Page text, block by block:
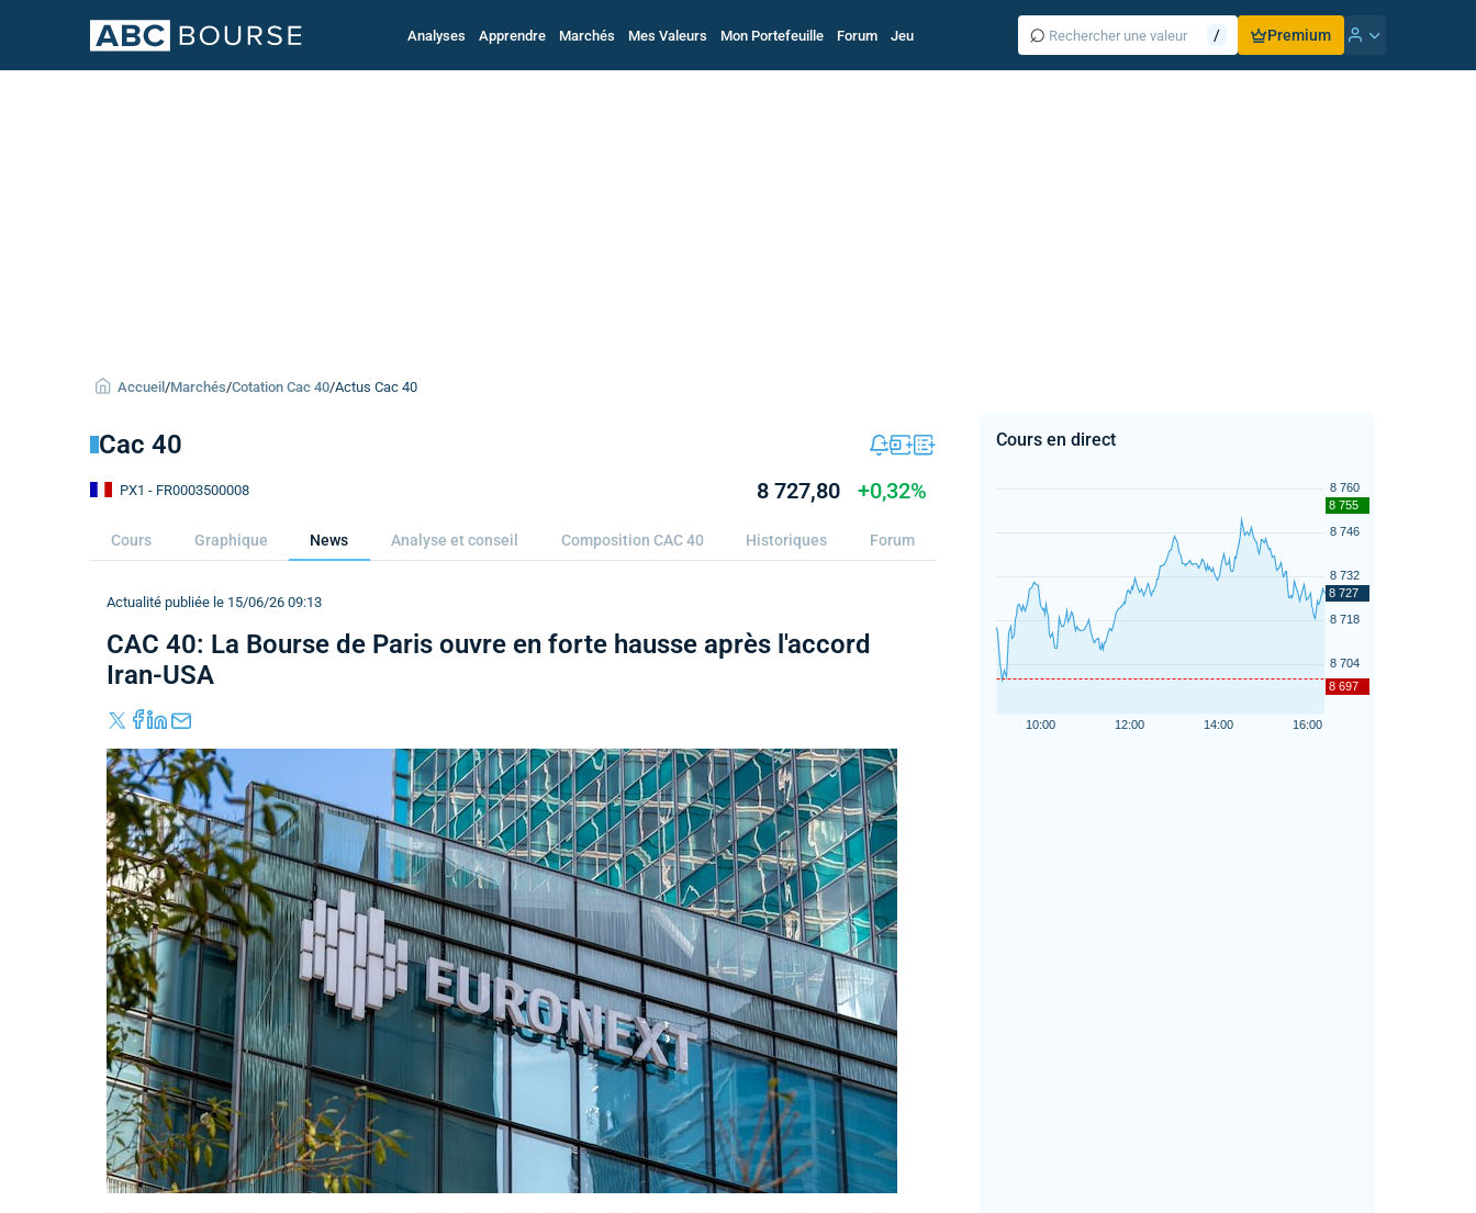
Analyses Apprendre Marchés Mes Valeurs Mon Portefeuille Forum Jeu ⌕ / Premium
Accueil /Marchés/Cotation Cac 40/Actus Cac 40
Cac 40
PX1 - FR0003500008 8 727,80 +0,32%
Cours Graphique News Analyse et conseil Composition CAC 40 Historiques Forum
Actualité publiée le 15/06/26 09:13
CAC 40: La Bourse de Paris ouvre en forte hausse après l'accord
Iran-USA
Cours en direct